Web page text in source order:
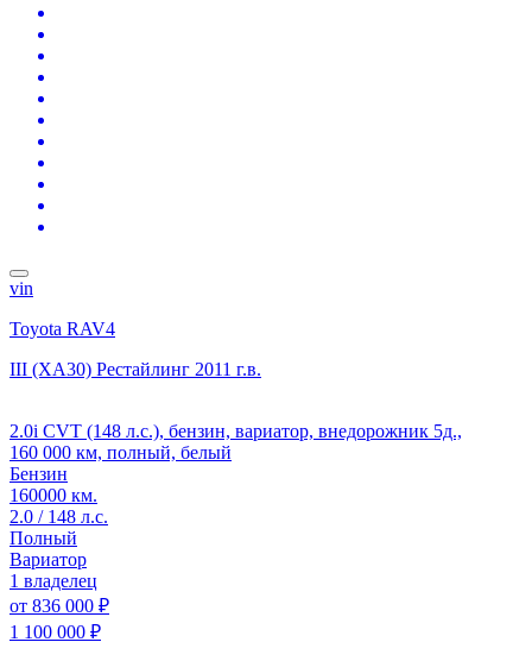
vin
Toyota RAV4
III (XA30) Рестайлинг 2011 г.в.
2.0i CVT (148 л.с.), бензин, вариатор, внедорожник 5д.,
160 000 км, полный, белый
Бензин
160000 км.
2.0 / 148 л.с.
Полный
Вариатор
1 владелец
от 836 000 ₽
1 100 000 ₽